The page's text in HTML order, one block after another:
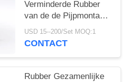
Verminderde Rubber
van de de Pijpmontage
van de
Uitbreidingsverbinding
USD 15--200/Set MOQ:1
CONTACT
Rubber Gezamenlijke